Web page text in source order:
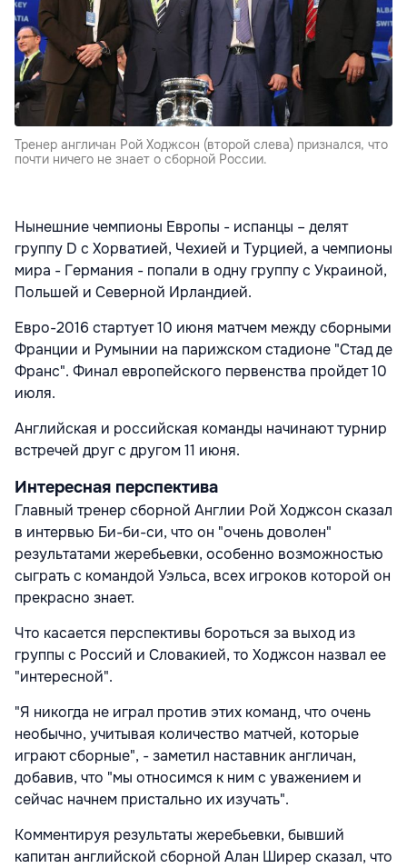
Тренер англичан Рой Ходжсон (второй слева) признался, что
почти ничего не знает о сборной России.
Нынешние чемпионы Европы - испанцы – делят
группу D с Хорватией, Чехией и Турцией, а чемпионы
мира - Германия - попали в одну группу с Украиной,
Польшей и Северной Ирландией.
Евро-2016 стартует 10 июня матчем между сборными
Франции и Румынии на парижском стадионе "Стад де
Франс". Финал европейского первенства пройдет 10
июля.
Английская и российская команды начинают турнир
встречей друг с другом 11 июня.
Интересная перспектива
Главный тренер сборной Англии Рой Ходжсон сказал
в интервью Би-би-си, что он "очень доволен"
результатами жеребьевки, особенно возможностью
сыграть с командой Уэльса, всех игроков которой он
прекрасно знает.
Что касается перспективы бороться за выход из
группы с Россий и Словакией, то Ходжсон назвал ее
"интересной".
"Я никогда не играл против этих команд, что очень
необычно, учитывая количество матчей, которые
играют сборные", - заметил наставник англичан,
добавив, что "мы относимся к ним с уважением и
сейчас начнем пристально их изучать".
Комментируя результаты жеребьевки, бывший
капитан английской сборной Алан Ширер сказал, что